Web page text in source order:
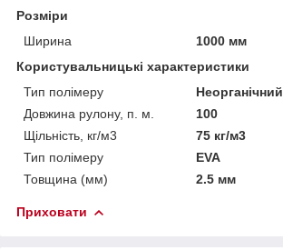
Розміри
Ширина
1000 мм
Користувальницькі характеристики
Тип полімеру
Неорганічний
Довжина рулону, п. м.
100
Щільність, кг/м3
75 кг/м3
Тип полімеру
EVA
Товщина (мм)
2.5 мм
Приховати